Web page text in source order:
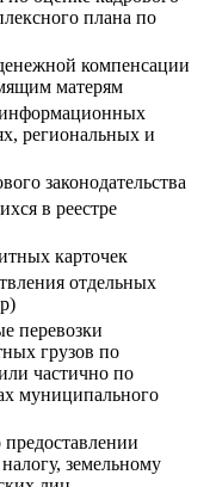
плана по
компенсации
матерям
региональных и
законодательства
в реестре
карточек
отдельных
перевозки
грузов по
частично по
муниципального
земельному